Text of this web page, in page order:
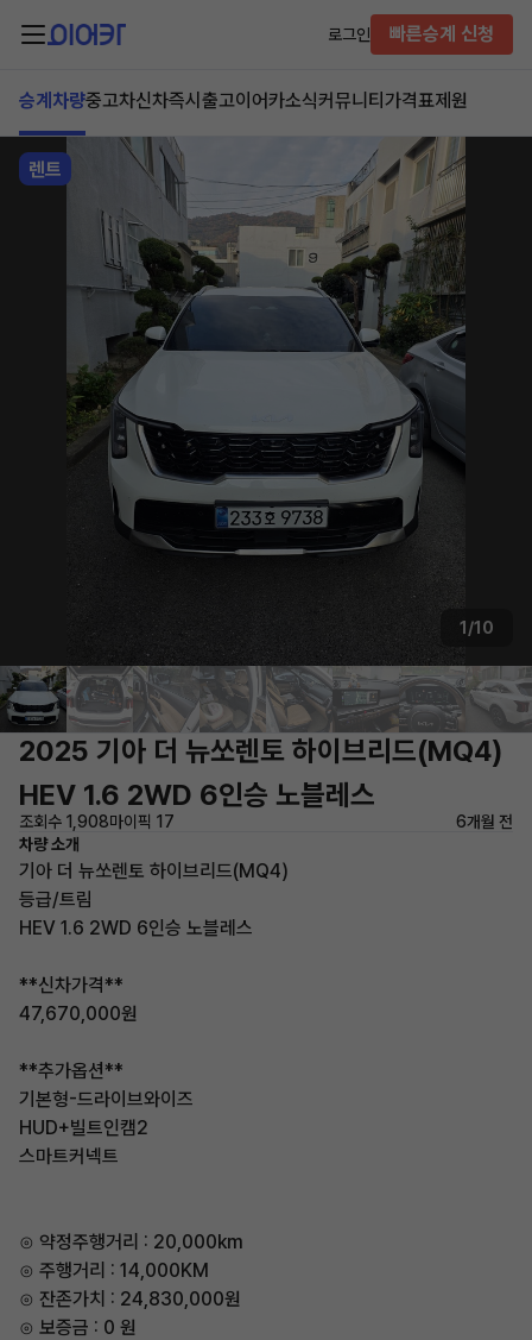
로그인 빠른승계 신청
승계차량중고차신차즉시출고이어카소식커뮤니티 가격표제원
렌트
1/10
2025 기아 더 뉴쏘렌토 하이브리드(MQ4)
HEV 1.6 2WD 6인승 노블레스
조회수 1,908마이픽 17
6개월 전
차량 소개
기아 더 뉴쏘렌토 하이브리드(MQ4)
등급/트림
HEV 1.6 2WD 6인승 노블레스
**신차가격**
47,670,000원
**추가옵션**
기본형-드라이브와이즈
HUD+빌트인캠2
스마트커넥트
⊙ 약정주행거리 : 20,000km
⊙ 주행거리 : 14,000KM
⊙ 잔존가치 : 24,830,000원
⊙ 보증금 : 0 원